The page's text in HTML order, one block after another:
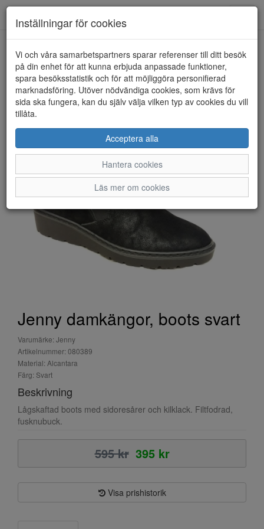
HEM JENNY
Jenny damkängor, boots svart
Varumärke: Jenny
Artikelnummer: 080389
Material: Alcantara
Färg: Svart
Beskrivning
Lågskaftad boots med sidoresårer och kilklack. Filtfodrad,
fusknubuck.
595 kr 395 kr
Visa prishistorik
Inställningar för cookies
Vi och våra samarbetspartners sparar referenser till ditt besök
på din enhet för att kunna erbjuda anpassade funktioner,
spara besöksstatistik och för att möjliggöra personifierad
marknadsföring. Utöver nödvändiga cookies, som krävs för
sida ska fungera, kan du själv välja vilken typ av cookies du vill
tillåta.
Acceptera alla
Hantera cookies
Läs mer om cookies